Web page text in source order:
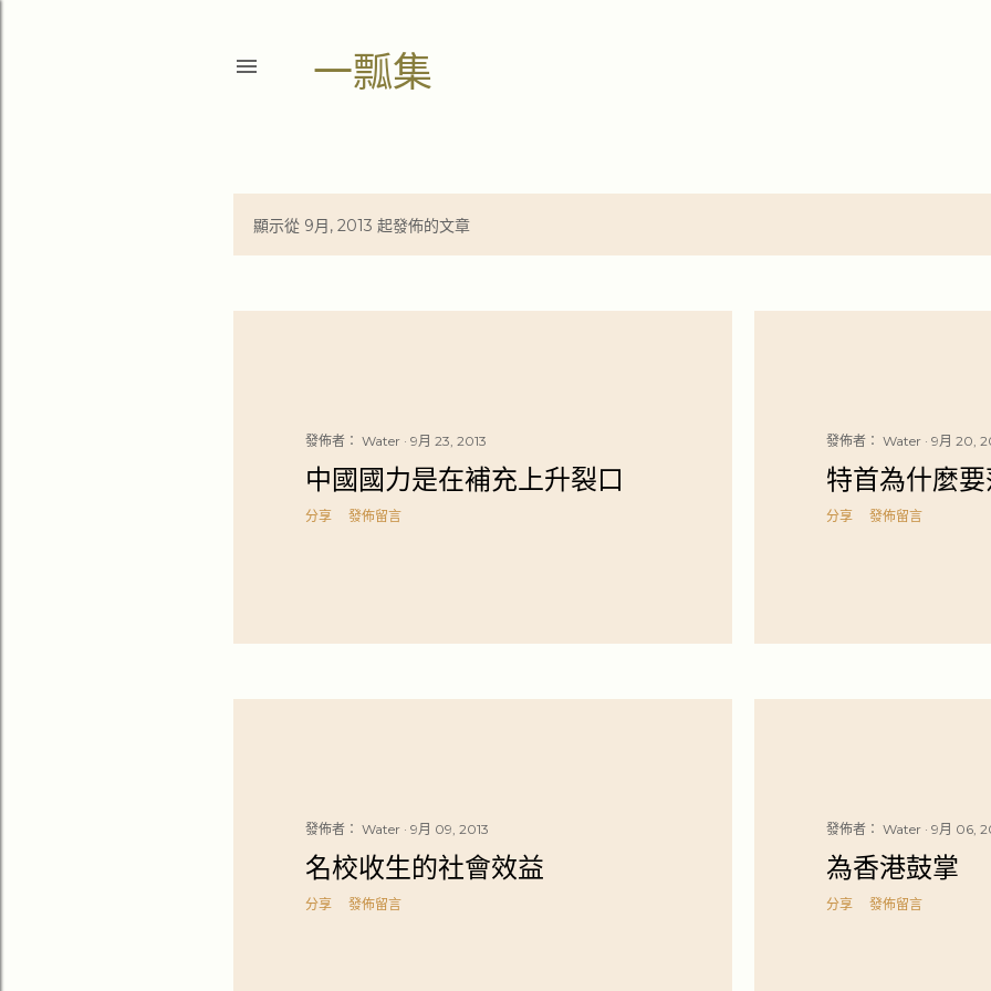
一瓢集
文
顯示從 9月, 2013 起發佈的文章
發佈者： Water 9月 23, 2013
中國國力是在補充上升裂口
分享 發佈留言
發佈者： Water 9月 20,
特首為什麼
分享 發佈留言
發佈者： Water 9月 09, 2013
名校收生的社會效益
分享 發佈留言
發佈者： Water 9月 06,
為香港鼓掌
分享 發佈留言